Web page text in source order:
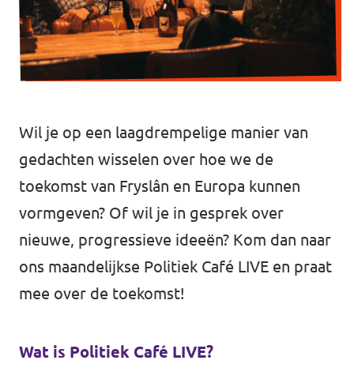
Word lid!
Wil je op een laagdrempelige manier van
gedachten wisselen over hoe we de
toekomst van Fryslân en Europa kunnen
vormgeven? Of wil je in gesprek over
nieuwe, progressieve ideeën? Kom dan naar
ons maandelijkse Politiek Café LIVE en praat
mee over de toekomst!
Wat is Politiek Café LIVE?